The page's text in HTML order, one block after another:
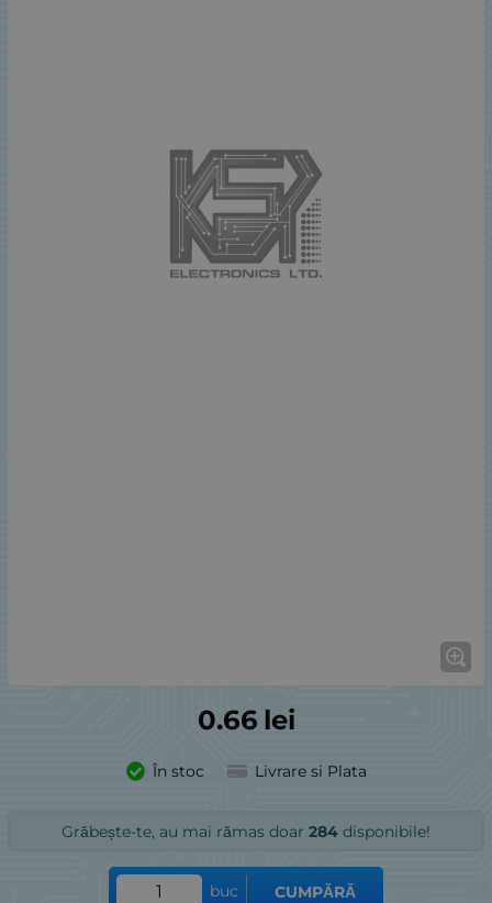
0.66 lei
În stoc Livrare si Plata
Grăbește-te, au mai rămas doar 284 disponibile!
buc CUMPĂRĂ